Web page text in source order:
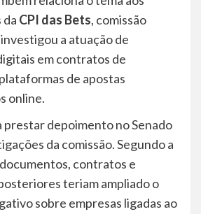
CPI das Bets, comissão
a atuação de
em contratos de
de apostas
online.
prestar depoimento no Senado
da comissão. Segundo a
contratos e
teriam ampliado o
sobre empresas ligadas ao